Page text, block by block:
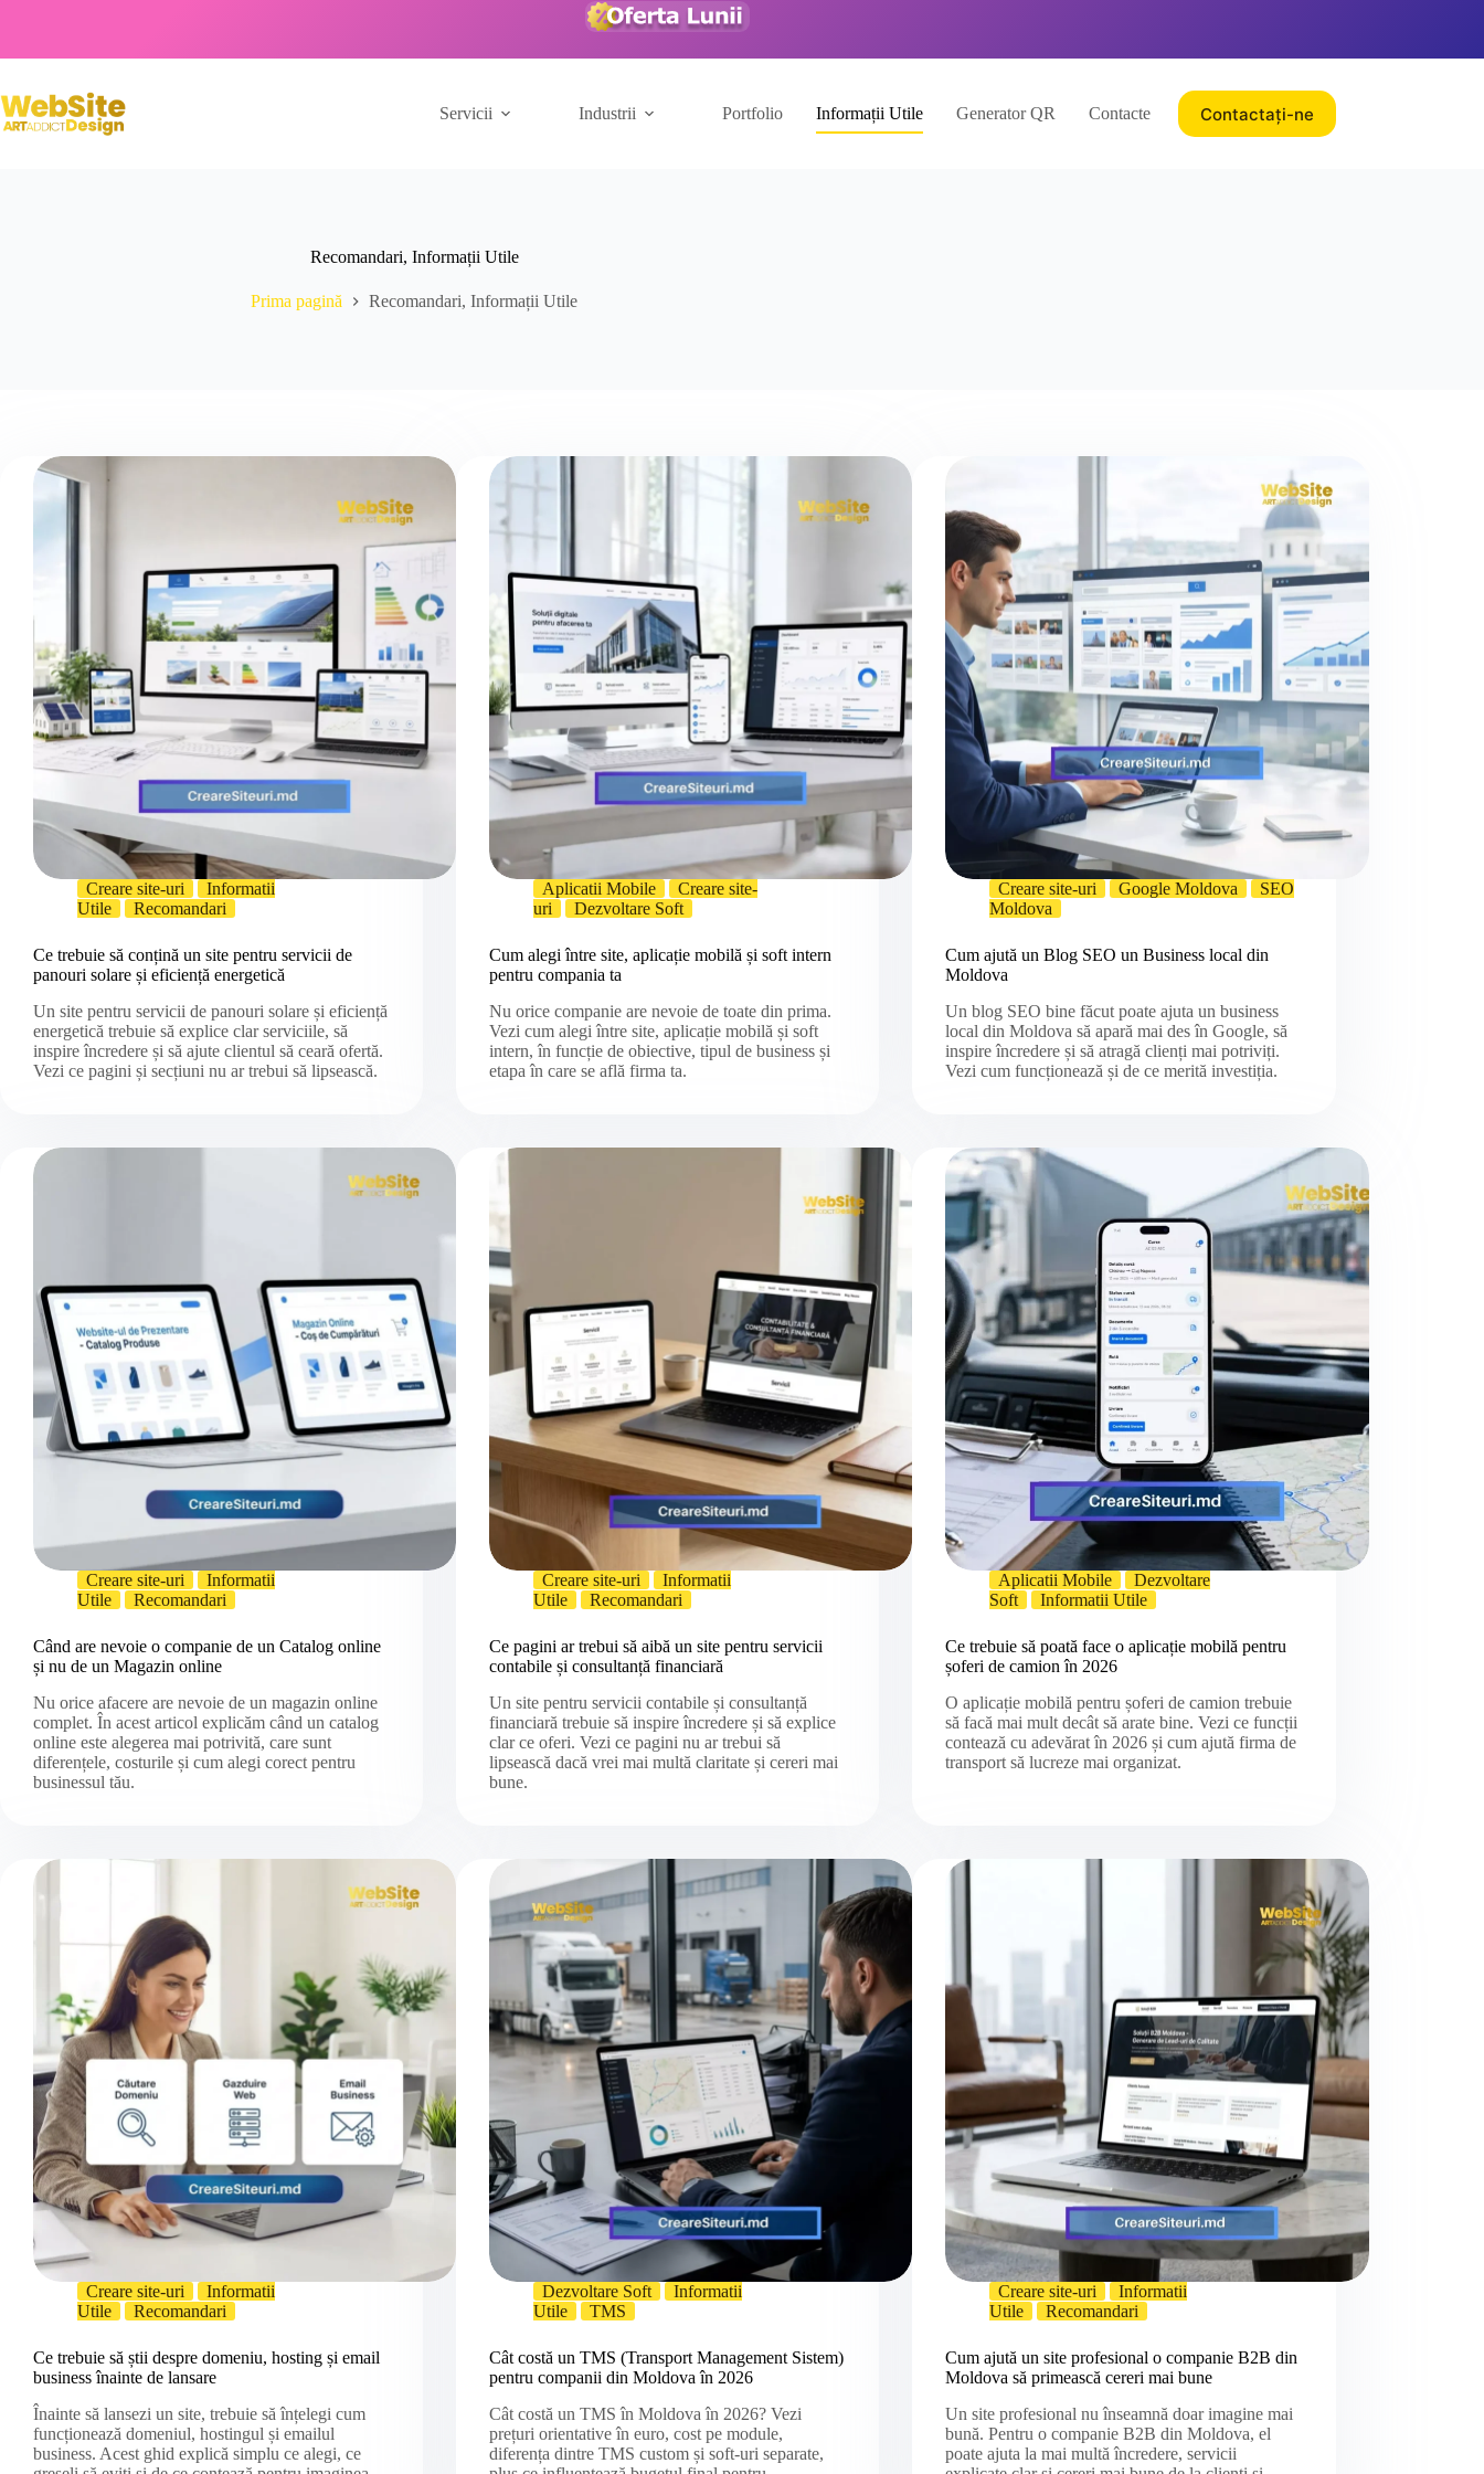
Servicii Industrii Portfolio Informații Utile Generator QR Contacte Contactați-ne
Recomandari, Informații Utile
Prima pagină Recomandari, Informații Utile
Creare site-uri
Informatii
Utile
Recomandari
Ce trebuie să conțină un site pentru servicii de
panouri solare și eficiență energetică
Un site pentru servicii de panouri solare și eficiență
energetică trebuie să explice clar serviciile, să
inspire încredere și să ajute clientul să ceară ofertă.
Vezi ce pagini și secțiuni nu ar trebui să lipsească.
Aplicatii Mobile
Creare site-
uri
Dezvoltare Soft
Cum alegi între site, aplicație mobilă și soft intern
pentru compania ta
Nu orice companie are nevoie de toate din prima.
Vezi cum alegi între site, aplicație mobilă și soft
intern, în funcție de obiective, tipul de business și
etapa în care se află firma ta.
Creare site-uri Google Moldova
SEO
Moldova
Cum ajută un Blog SEO un Business local din
Moldova
Un blog SEO bine făcut poate ajuta un business
local din Moldova să apară mai des în Google, să
inspire încredere și să atragă clienți mai potriviți.
Vezi cum funcționează și de ce merită investiția.
Creare site-uri
Informatii
Utile
Recomandari
Când are nevoie o companie de un Catalog online
și nu de un Magazin online
Nu orice afacere are nevoie de un magazin online
complet. În acest articol explicăm când un catalog
online este alegerea mai potrivită, care sunt
diferențele, costurile și cum alegi corect pentru
businessul tău.
Creare site-uri
Informatii
Utile
Recomandari
Ce pagini ar trebui să aibă un site pentru servicii
contabile și consultanță financiară
Un site pentru servicii contabile și consultanță
financiară trebuie să inspire încredere și să explice
clar ce oferi. Vezi ce pagini nu ar trebui să
lipsească dacă vrei mai multă claritate și cereri mai
bune.
Aplicatii Mobile
Dezvoltare
Soft
Informatii Utile
Ce trebuie să poată face o aplicație mobilă pentru
șoferi de camion în 2026
O aplicație mobilă pentru șoferi de camion trebuie
să facă mai mult decât să arate bine. Vezi ce funcții
contează cu adevărat în 2026 și cum ajută firma de
transport să lucreze mai organizat.
Creare site-uri
Informatii
Utile
Recomandari
Ce trebuie să știi despre domeniu, hosting și email
business înainte de lansare
Înainte să lansezi un site, trebuie să înțelegi cum
funcționează domeniul, hostingul și emailul
business. Acest ghid explică simplu ce alegi, ce
Dezvoltare Soft
Informatii
Utile
TMS
Cât costă un TMS (Transport Management Sistem)
pentru companii din Moldova în 2026
Cât costă un TMS în Moldova în 2026? Vezi
prețuri orientative în euro, cost pe module,
diferența dintre TMS custom și soft-uri separate,
Creare site-uri
Informatii
Utile
Recomandari
Cum ajută un site profesional o companie B2B din
Moldova să primească cereri mai bune
Un site profesional nu înseamnă doar imagine mai
bună. Pentru o companie B2B din Moldova, el
poate ajuta la mai multă încredere, servicii